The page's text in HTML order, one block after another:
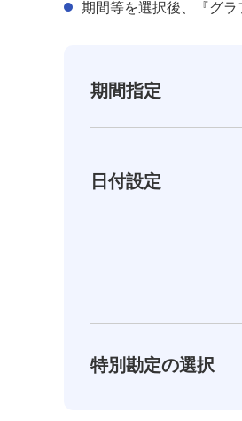
期間等を選択後、『グ
期間指定
日付設定
特別勘定の選択